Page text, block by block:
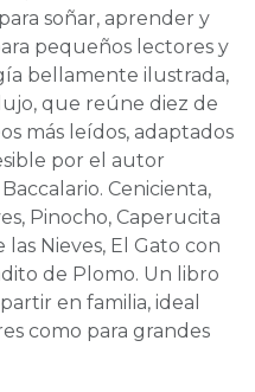
soñar, aprender y
pequeños lectores y
bellamente ilustrada,
que reúne diez de
más leídos, adaptados
por el autor
Cenicienta,
Pinocho, Caperucita
las Nieves, El Gato con
de Plomo. Un libro
en familia, ideal
como para grandes